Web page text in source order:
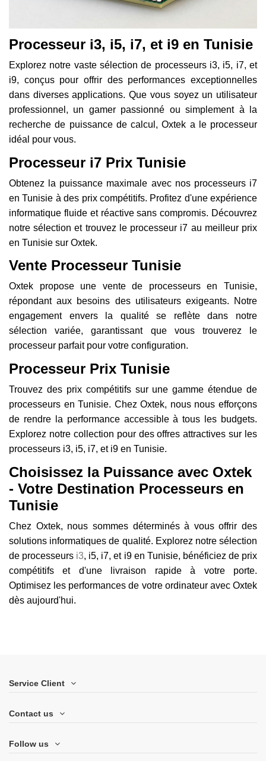
Processeur i3, i5, i7, et i9 en Tunisie
Explorez notre vaste sélection de processeurs i3, i5, i7, et
i9, conçus pour offrir des performances exceptionnelles
dans diverses applications. Que vous soyez un utilisateur
professionnel, un gamer passionné ou simplement à la
recherche de puissance de calcul, Oxtek a le processeur
idéal pour vous.
Processeur i7 Prix Tunisie
Obtenez la puissance maximale avec nos processeurs i7
en Tunisie à des prix compétitifs. Profitez d'une expérience
informatique fluide et réactive sans compromis. Découvrez
notre sélection et trouvez le processeur i7 au meilleur prix
en Tunisie sur Oxtek.
Vente Processeur Tunisie
Oxtek propose une vente de processeurs en Tunisie,
répondant aux besoins des utilisateurs exigeants. Notre
engagement envers la qualité se reflète dans notre
sélection variée, garantissant que vous trouverez le
processeur parfait pour votre configuration.
Processeur Prix Tunisie
Trouvez des prix compétitifs sur une gamme étendue de
processeurs en Tunisie. Chez Oxtek, nous nous efforçons
de rendre la performance accessible à tous les budgets.
Explorez notre collection pour des offres attractives sur les
processeurs i3, i5, i7, et i9 en Tunisie.
Choisissez la Puissance avec Oxtek
- Votre Destination Processeurs en
Tunisie
Chez Oxtek, nous sommes déterminés à vous offrir des
solutions informatiques de qualité. Explorez notre sélection
de processeurs i3, i5, i7, et i9 en Tunisie, bénéficiez de prix
compétitifs et d'une livraison rapide à votre porte.
Optimisez les performances de votre ordinateur avec Oxtek
dès aujourd'hui.
Service Client
Contact us
Follow us